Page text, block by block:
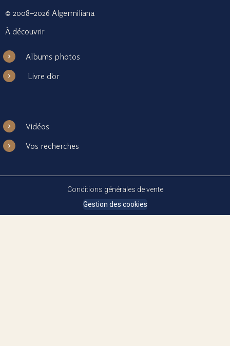
© 2008–2026 Algermiliana
À découvrir
Albums photos
Livre d'or
Vidéos
Vos recherches
Conditions générales de vente
Gestion des cookies